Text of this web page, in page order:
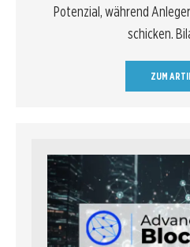
Potenzial, während
schicken.
ZUM